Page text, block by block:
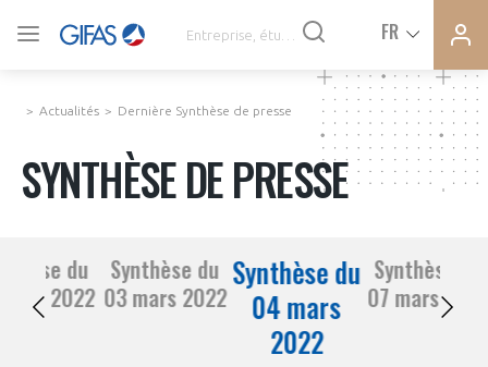
FR
SYNTHÈSE DE PRESSE
Actualités Dernière Synthèse de presse
SYNTHÈSE DE PRESSE
du
02 mars 2022
Synthèse du
03 mars 2022
Synthèse du
04 mars
2022
Synthèse du
07 mars
VOUS ÊTES ADHÉRENTS
DEMANDE D’ADHÉSION